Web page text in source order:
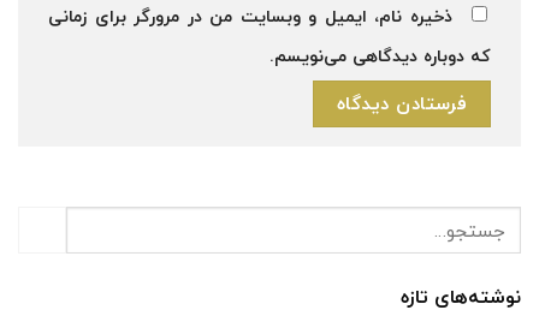
ذخیره نام، ایمیل و وبسایت من در مرورگر برای زمانی
که دوباره دیدگاهی می‌نویسم.
نوشته‌های تازه